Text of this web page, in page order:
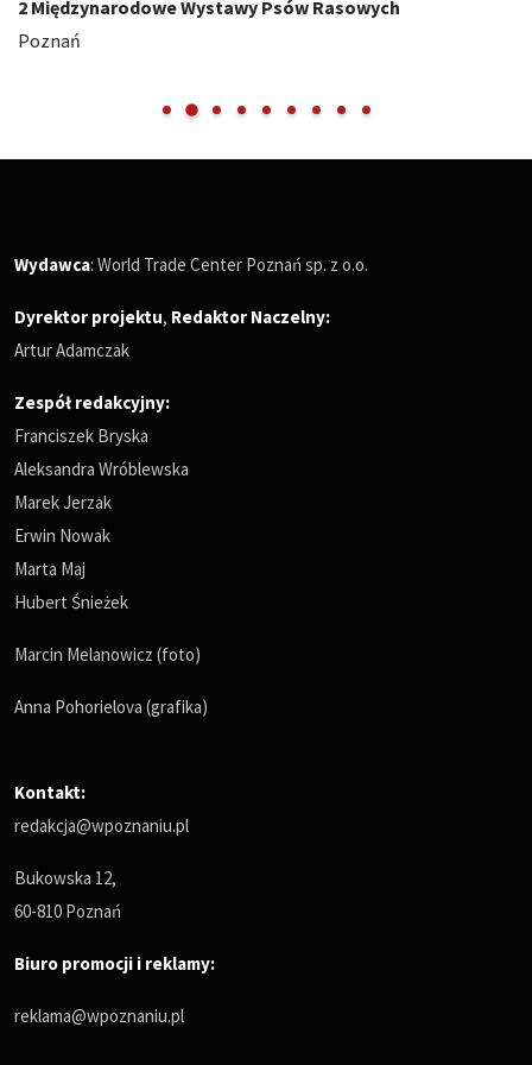
2 Międzynarodowe Wystawy Psów Rasowych
Poznań
Wydawca: World Trade Center Poznań sp. z o.o.
Dyrektor projektu, Redaktor Naczelny:
Artur Adamczak
Zespół redakcyjny:
Franciszek Bryska
Aleksandra Wróblewska
Marek Jerzak
Erwin Nowak
Marta Maj
Hubert Śnieżek
Marcin Melanowicz (foto)
Anna Pohorielova (grafika)
Kontakt:
redakcja@wpoznaniu.pl
Bukowska 12,
60-810 Poznań
Biuro promocji i reklamy:
reklama@wpoznaniu.pl